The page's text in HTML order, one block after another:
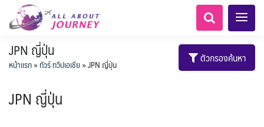
JPN ญี่ปุ่น
หน้าแรก»ทัวร์ ทวีปเอเชีย»JPN ญี่ปุ่น ตัวกรองค้นหา
JPN ญี่ปุ่น